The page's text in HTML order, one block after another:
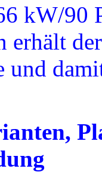
kW/90
erhält
und